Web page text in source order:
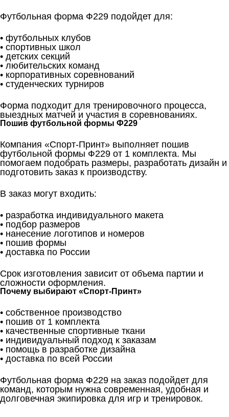
Футбольная форма Ф229 подойдет для:
• футбольных клубов
• спортивных школ
• детских секций
• любительских команд
• корпоративных соревнований
• студенческих турниров
Форма подходит для тренировочного процесса,
выездных матчей и участия в соревнованиях.
Пошив футбольной формы Ф229
Компания «Спорт-Принт» выполняет пошив
футбольной формы Ф229 от 1 комплекта. Мы
помогаем подобрать размеры, разработать дизайн и
подготовить заказ к производству.
В заказ могут входить:
• разработка индивидуального макета
• подбор размеров
• нанесение логотипов и номеров
• пошив формы
• доставка по России
Срок изготовления зависит от объема партии и
сложности оформления.
Почему выбирают «Спорт-Принт»
• собственное производство
• пошив от 1 комплекта
• качественные спортивные ткани
• индивидуальный подход к заказам
• помощь в разработке дизайна
• доставка по всей России
Футбольная форма Ф229 на заказ подойдет для
команд, которым нужна современная, удобная и
долговечная экипировка для игр и тренировок.